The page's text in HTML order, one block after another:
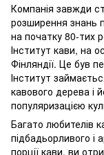
Компанія завжди
розширення знань
на початку 80-тих
Інститут кави, на
Фінляндії. Це був
Інститут
кавового дерева і
популяризацією
Багато любителів
підбадьорливого
порції кави, ви